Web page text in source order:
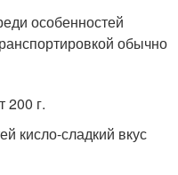
особенностей
обычно
200 г.
кисло-сладкий вкус